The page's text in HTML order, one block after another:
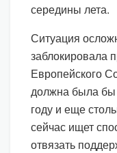
середины лета.
Ситуация
заблокировала
Европейского
должна была бы
году и еще
сейчас ищет
отвязать